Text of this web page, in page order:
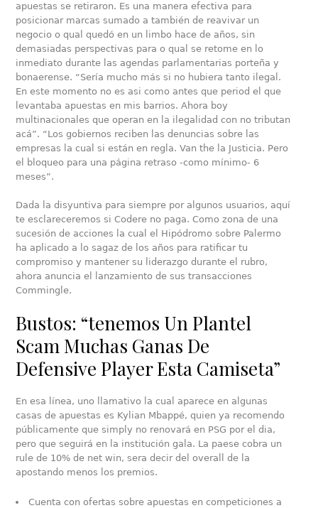
apuestas se retiraron. Es una manera efectiva para
posicionar marcas sumado a también de reavivar un
negocio o qual quedó en un limbo hace de años, sin
demasiadas perspectivas para o qual se retome en lo
inmediato durante las agendas parlamentarias porteña y
bonaerense. “Sería mucho más si no hubiera tanto ilegal.
En este momento no es asi como antes que period el que
levantaba apuestas en mis barrios. Ahora boy
multinacionales que operan en la ilegalidad con no tributan
acá”. “Los gobiernos reciben las denuncias sobre las
empresas la cual si están en regla. Van the la Justicia. Pero
el bloqueo para una página retraso -como mínimo- 6
meses”.
Dada la disyuntiva para siempre por algunos usuarios, aquí
te esclareceremos si Codere no paga. Como zona de una
sucesión de acciones la cual el Hipódromo sobre Palermo
ha aplicado a lo sagaz de los años para ratificar tu
compromiso y mantener su liderazgo durante el rubro,
ahora anuncia el lanzamiento de sus transacciones
Commingle.
Bustos: “tenemos Un Plantel
Scam Muchas Ganas De
Defensive Player Esta Camiseta”
En esa línea, uno llamativo la cual aparece en algunas
casas de apuestas es Kylian Mbappé, quien ya recomendo
públicamente que simply no renovará en PSG por el dia,
pero que seguirá en la institución gala. La paese cobra un
rule de 10% de net win, sera decir del overall de la
apostando menos los premios.
Cuenta con ofertas sobre apuestas en competiciones a